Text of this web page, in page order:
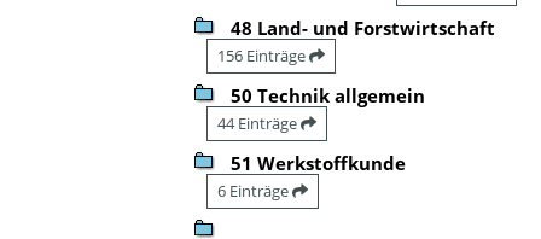
48 Land- und Forstwirtschaft
156 Einträge
50 Technik allgemein
44 Einträge
51 Werkstoffkunde
6 Einträge